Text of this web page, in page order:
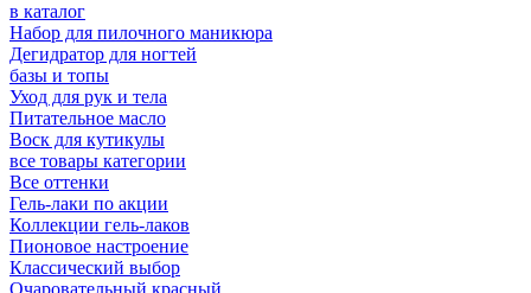
в каталог
Набор для пилочного маникюра
Дегидратор для ногтей
базы и топы
Уход для рук и тела
Питательное масло
Воск для кутикулы
все товары категории
Все оттенки
Гель-лаки по акции
Коллекции гель-лаков
Пионовое настроение
Классический выбор
Очаровательный красный